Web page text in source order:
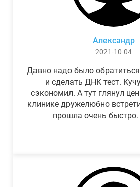
Александр
2021-10-04
Давно надо было
и сделать ДНК тест.
сэкономил. А тут глянул
клинике дружелюбно
прошла очень быстро.